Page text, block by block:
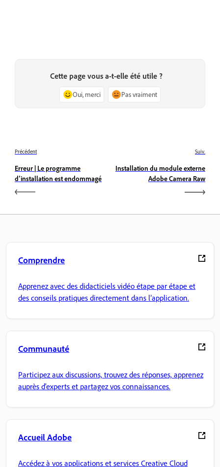
Cette page vous a-t-elle été utile ?
Oui, merci Pas vraiment
Précédent
Erreur | Le programme
d’installation est endommagé
Suiv.
Installation du module externe
Adobe Camera Raw
Comprendre
Apprenez avec des didacticiels vidéo étape par étape et
des conseils pratiques directement dans l’application.
Communauté
Participez aux discussions, trouvez des réponses, apprenez
auprès d'experts et partagez vos connaissances.
Accueil Adobe
Accédez à vos applications et services Creative Cloud